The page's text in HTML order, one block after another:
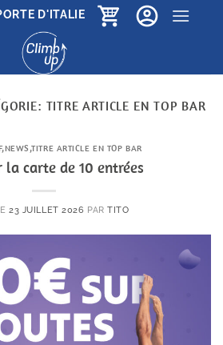
D'ITALIE
TITRE ARTICLE EN TOP BAR
,NEWS ,TITRE ARTICLE EN TOP BAR
la carte de 10 entrées
23 JUILLET 2026 PARTITO